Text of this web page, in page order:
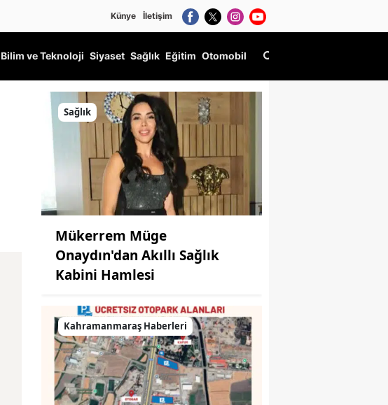
Künye İletişim
Bilim ve Teknoloji Siyaset Sağlık Eğitim Otomobil
Sağlık
Mükerrem Müge
Onaydın'dan Akıllı Sağlık
Kabini Hamlesi
Kahramanmaraş Haberleri